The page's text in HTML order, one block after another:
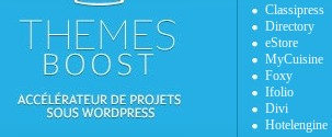
Classipress
Directory
eStore
MyCuisine
Foxy
Ifolio
Divi
Hotelengine